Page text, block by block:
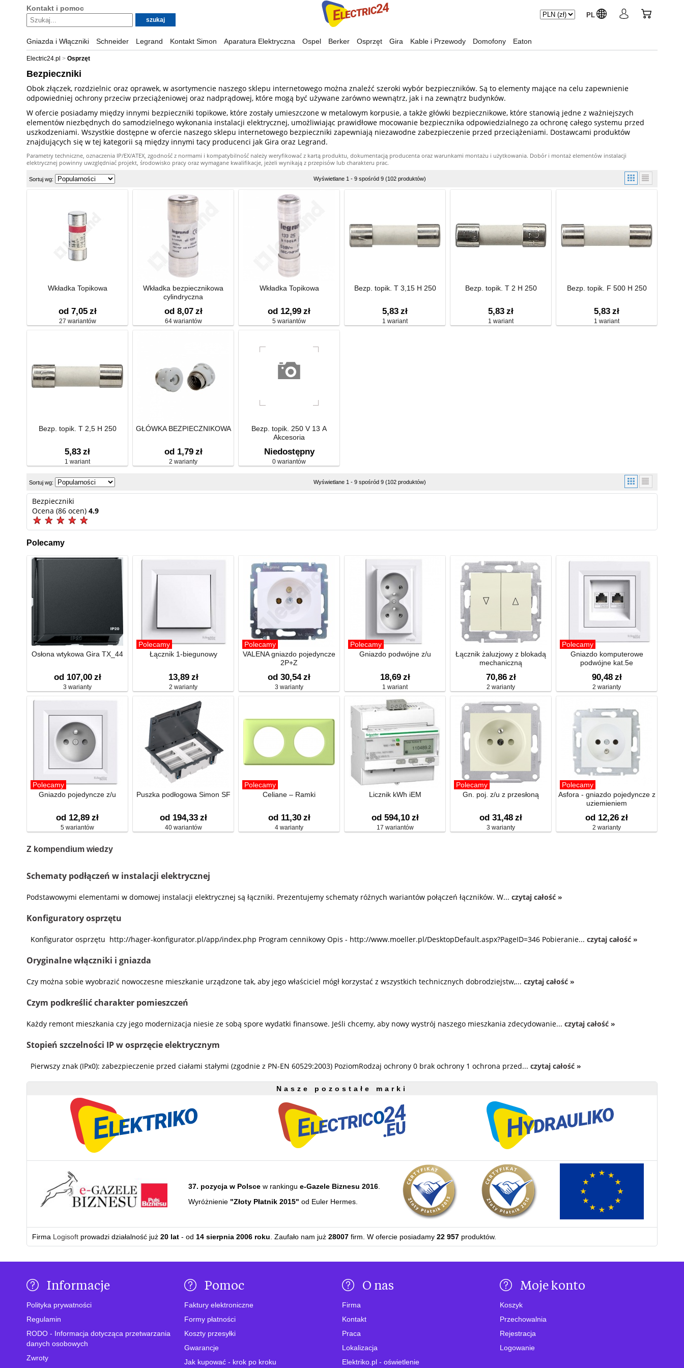
Kontakt i pomoc
PL
Gniazda i Włączniki Schneider Legrand Kontakt Simon Aparatura Elektryczna Ospel Berker Osprzęt Gira Kable i Przewody Domofony Eaton
Electric24.pl Osprzęt
Bezpieczniki
Obok złączek, rozdzielnic oraz oprawek, w asortymencie naszego sklepu internetowego można znaleźć szeroki wybór bezpieczników. Są to elementy mające na celu zapewnienie
odpowiedniej ochrony przeciw przeciążeniowej oraz nadprądowej, które mogą być używane zarówno wewnątrz, jak i na zewnątrz budynków.
W ofercie posiadamy między innymi bezpieczniki topikowe, które zostały umieszczone w metalowym korpusie, a także główki bezpiecznikowe, które stanowią jedne z ważniejszych
elementów niezbędnych do samodzielnego wykonania instalacji elektrycznej, umożliwiając prawidłowe mocowanie bezpiecznika odpowiedzialnego za ochronę całego systemu przed
uszkodzeniami. Wszystkie dostępne w ofercie naszego sklepu internetowego bezpieczniki zapewniają niezawodne zabezpieczenie przed przeciążeniami. Dostawcami produktów
znajdujących się w tej kategorii są między innymi tacy producenci jak Gira oraz Legrand.
Parametry techniczne, oznaczenia IP/EX/ATEX, zgodność z normami i kompatybilność należy weryfikować z kartą produktu, dokumentacją producenta oraz warunkami montażu i użytkowania. Dobór i montaż elementów instalacji
elektrycznej powinny uwzględniać projekt, środowisko pracy oraz wymagane kwalifikacje, jeżeli wynikają z przepisów lub charakteru prac.
Sortuj wg: Wyświetlane 1 - 9 spośród 9 (102 produktów)
Wkładka Topikowa
od 7,05 zł
27 wariantów
Wkładka bezpiecznikowa
cylindryczna
od 8,07 zł
64 wariantów
Wkładka Topikowa
od 12,99 zł
5 wariantów
Bezp. topik. T 3,15 H 250
5,83 zł
1 wariant
Bezp. topik. T 2 H 250
5,83 zł
1 wariant
Bezp. topik. F 500 H 250
5,83 zł
1 wariant
Bezp. topik. T 2,5 H 250
5,83 zł
1 wariant
GŁÓWKA BEZPIECZNIKOWA
od 1,79 zł
2 warianty
Bezp. topik. 250 V 13 A
Akcesoria
Niedostępny
0 wariantów
Sortuj wg: Wyświetlane 1 - 9 spośród 9 (102 produktów)
Bezpieczniki
Ocena (86 ocen) 4.9
Polecamy
Osłona wtykowa Gira TX_44
od 107,00 zł
3 warianty
Polecamy
Łącznik 1-biegunowy
13,89 zł
2 warianty
Polecamy
VALENA gniazdo pojedyncze
2P+Z
od 30,54 zł
3 warianty
Polecamy
Gniazdo podwójne z/u
18,69 zł
1 wariant
Łącznik żaluzjowy z blokadą
mechaniczną
70,86 zł
2 warianty
Polecamy
Gniazdo komputerowe
podwójne kat.5e
90,48 zł
2 warianty
Polecamy
Gniazdo pojedyncze z/u
od 12,89 zł
5 wariantów
Puszka podłogowa Simon SF
od 194,33 zł
40 wariantów
Polecamy
Celiane – Ramki
od 11,30 zł
4 warianty
Licznik kWh iEM
od 594,10 zł
17 wariantów
Polecamy
Gn. poj. z/u z przesłoną
od 31,48 zł
3 warianty
Polecamy
Asfora - gniazdo pojedyncze z
uziemieniem
od 12,26 zł
2 warianty
Z kompendium wiedzy
Schematy podłączeń w instalacji elektrycznej
Podstawowymi elementami w domowej instalacji elektrycznej są łączniki. Prezentujemy schematy różnych wariantów połączeń łączników. W... czytaj całość »
Konfiguratory osprzętu
Konfigurator osprzętu http://hager-konfigurator.pl/app/index.php Program cennikowy Opis - http://www.moeller.pl/DesktopDefault.aspx?PageID=346 Pobieranie... czytaj całość »
Oryginalne włączniki i gniazda
Czy można sobie wyobrazić nowoczesne mieszkanie urządzone tak, aby jego właściciel mógł korzystać z wszystkich technicznych dobrodziejstw,... czytaj całość »
Czym podkreślić charakter pomieszczeń
Każdy remont mieszkania czy jego modernizacja niesie ze sobą spore wydatki finansowe. Jeśli chcemy, aby nowy wystrój naszego mieszkania zdecydowanie... czytaj całość »
Stopień szczelności IP w osprzęcie elektrycznym
Pierwszy znak (IPx0): zabezpieczenie przed ciałami stałymi (zgodnie z PN-EN 60529:2003) PoziomRodzaj ochrony 0 brak ochrony 1 ochrona przed... czytaj całość »
Nasze pozostałe marki
37. pozycja w Polscew rankingu e-Gazele Biznesu 2016.
Wyróżnienie "Złoty Płatnik 2015" od Euler Hermes.
Firma Logisoft prowadzi działalność już 20 lat - od 14 sierpnia 2006 roku . Zaufało nam już 28007 firm. W ofercie posiadamy 22 957 produktów.
Informacje
Polityka prywatności
Regulamin
RODO - Informacja dotycząca przetwarzania
danych osobowych
Zwroty
Pomoc
Faktury elektroniczne
Formy płatności
Koszty przesyłki
Gwarancje
Jak kupować - krok po kroku
O nas
Firma
Kontakt
Praca
Lokalizacja
Elektriko.pl - oświetlenie
Moje konto
Koszyk
Przechowalnia
Rejestracja
Logowanie